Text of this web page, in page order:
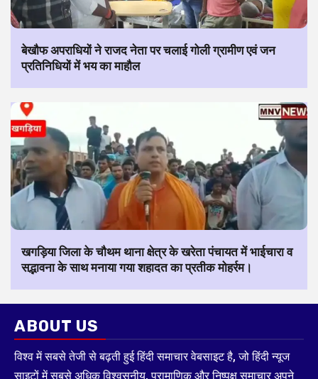
बेखौफ अपराधियों ने राजद नेता पर चलाई गोली ग्रामीण एवं जन
प्रतिनिधियों में भय का माहौल
खगड़िया जिला के चौथम थाना क्षेत्र के खरेता पंचायत में भाईचारा व
सद्भावना के साथ मनाया गया शहादत का प्रतीक मोहर्रम।
ABOUT US
विश्व में सबसे तेजी से बढ़ती हुई हिंदी समाचार वेबसाइट है, जो हिंदी न्यूज
साइटों में सबसे अधिक विश्वसनीय, प्रामाणिक और निष्पक्ष समाचार अपने